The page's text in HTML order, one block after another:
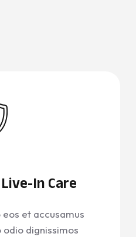
In Care
eos et accusamus
odio dignissimos